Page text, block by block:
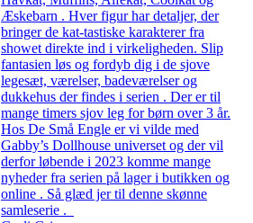
Æskebarn . Hver figur har detaljer, der
bringer de kat-tastiske karakterer fra
showet direkte ind i virkeligheden. Slip
fantasien løs og fordyb dig i de sjove
legesæt, værelser, badeværelser og
dukkehus der findes i serien . Der er til
mange timers sjov leg for børn over 3 år.
Hos De Små Engle er vi vilde med
Gabby’s Dollhouse universet og der vil
derfor løbende i 2023 komme mange
nyheder fra serien på lager i butikken og
online . Så glæd jer til denne skønne
samleserie .